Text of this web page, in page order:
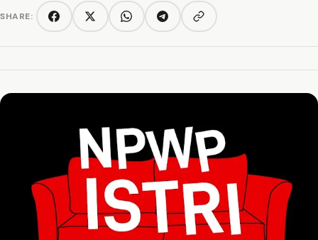
SHARE:
FacebookTwitter/XWhatsAppTelegramCopy link